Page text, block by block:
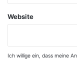
Website
Ich willige ein, dass meine